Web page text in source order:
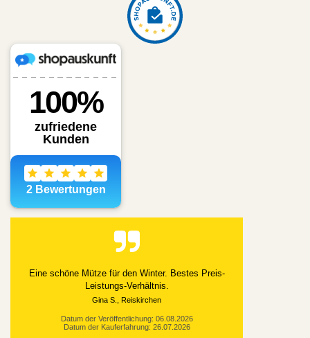
Alles gut geklappt
Datum der Kauferfahrung: 21.07.2026